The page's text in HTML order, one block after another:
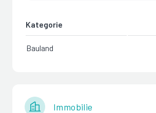
Kategorie
Bauland
Immobilie